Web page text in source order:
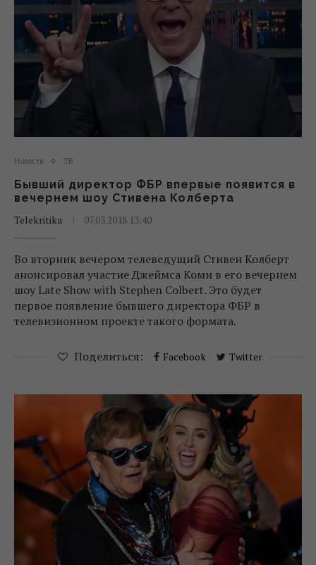
Новости ТВ
Бывший директор ФБР впервые появится в
вечернем шоу Стивена Колберта
Telekritika
07.03.2018 13:40
Во вторник вечером телеведущий Стивен Колберт
анонсировал участие Джеймса Коми в его вечернем
шоу Late Show with Stephen Colbert. Это будет
первое появление бывшего директора ФБР в
телевизионном проекте такого формата.
Поделиться: Facebook Twitter